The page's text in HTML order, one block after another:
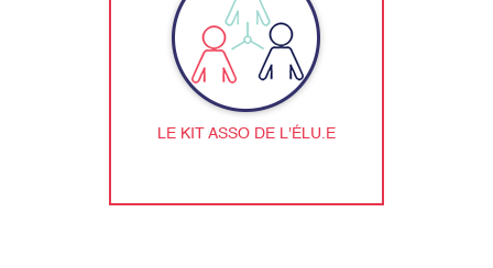
LE KIT ASSO DE L'ÉLU.E